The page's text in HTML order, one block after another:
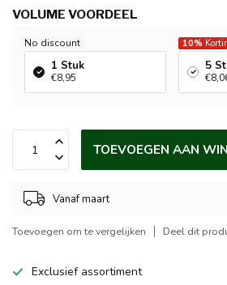
VOLUME VOORDEEL
No discount
1 Stuk
€8,95
10%
5
TOEVOEGEN AAN
Vanaf maart
Toevoegen om te vergelijken Deel dit
Exclusief assortiment